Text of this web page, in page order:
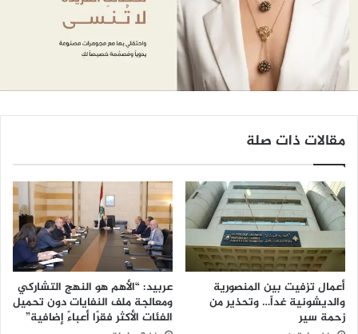
مقالات ذات صلة
أعمال تزفيت بين المنصورية
والديشونية غداً… وتحذير من
زحمة سير
عربيد: “الأهم هو النهج التشاركي
ومعالجة ملف النفايات دون تحميل
الفئات الأكثر فقرًا أعباءً إضافية”